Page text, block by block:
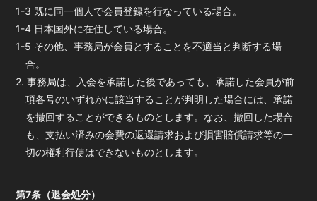
1-3 既に同一個人で会員登録を行なっている場合。
1-4 日本国外に在住している場合。
1-5 その他、事務局が会員とすることを不適当と判断する場
合。
2. 事務局は、入会を承諾した後であっても、承諾した会員が前
項各号のいずれかに該当することが判明した場合には、承諾
を撤回することができるものとします。なお、撤回した場合
も、支払い済みの会費の返還請求および損害賠償請求等の一
切の権利行使はできないものとします。
第7条（退会処分）